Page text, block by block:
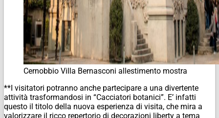
Cernobbio Villa Bernasconi allestimento mostra
**I visitatori potranno anche partecipare a una divertente
attività trasformandosi in “Cacciatori botanici”. E’ infatti
questo il titolo della nuova esperienza di visita, che mira a
valorizzare il ricco repertorio di decorazioni liberty a tema